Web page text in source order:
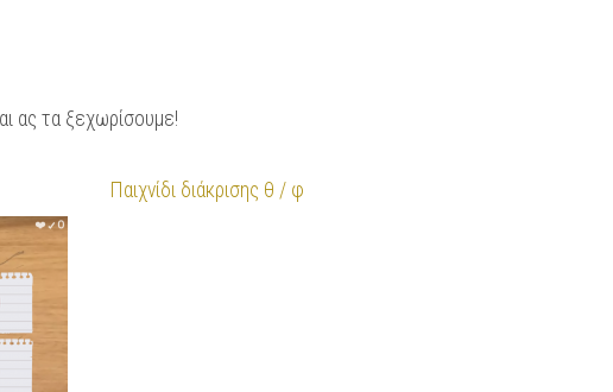
ας τα ξεχωρίσουμε!
Παιχνίδι διάκρισης θ / φ